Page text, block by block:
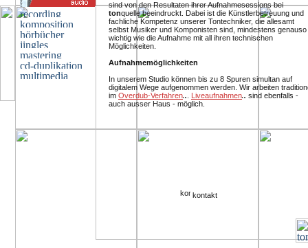
sind von den Resultaten ihrer Aufnahmesessions bei
tonquelle beeindruckt. Dabei ist die Künstlerbetreuung und
fachliche Kompetenz unserer Tontechniker, die allesamt
selbst Musiker und Komponisten sind, mindestens genauso
wichtig wie die Aufnahme mit all ihren technischen
Möglichkeiten.
Aufnahmemöglichkeiten
In unserem Studio können bis zu 8 Spuren simultan auf
digitalem Wege aufgenommen werden. Wir arbeiten
im Overdub-Verfahren Liveaufnahmen
sind ebenfalls -
auch ausser Haus - möglich.
kontakt